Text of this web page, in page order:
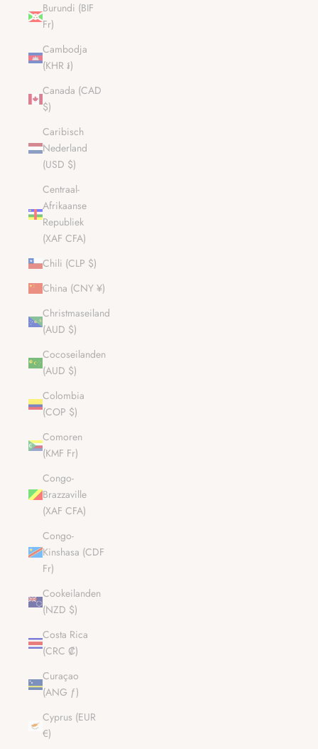
Burundi (BIF
Fr)
Cambodja
(KHR ៛)
Canada (CAD
$)
Caribisch
Nederland
(USD $)
Centraal-
Afrikaanse
Republiek
(XAF CFA)
Chili (CLP $)
China (CNY ¥)
Christmaseiland
(AUD $)
Cocoseilanden
(AUD $)
Colombia
(COP $)
Comoren
(KMF Fr)
Congo-
Brazzaville
(XAF CFA)
Congo-
Kinshasa (CDF
Fr)
Cookeilanden
(NZD $)
Costa Rica
(CRC ₡)
Curaçao
(ANG ƒ)
Cyprus (EUR
€)